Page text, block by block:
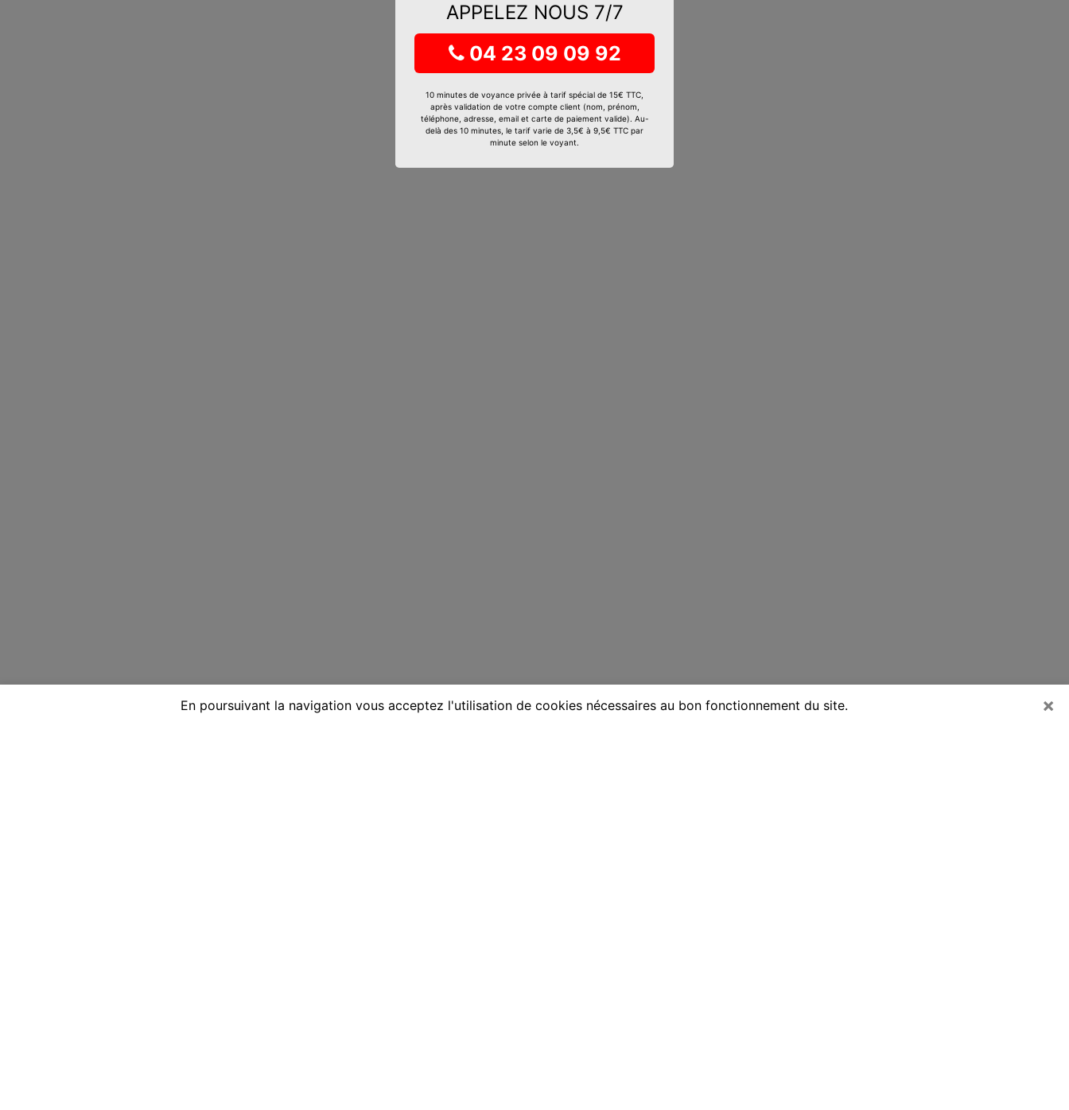
APPELEZ NOUS 7/7
04 23 09 09 92
10 minutes de voyance privée à tarif spécial de 15€ TTC,
après validation de votre compte client (nom, prénom,
téléphone, adresse, email et carte de paiement valide). Au-
delà des 10 minutes, le tarif varie de 3,5€ à 9,5€ TTC par
minute selon le voyant.
×
En poursuivant la navigation vous acceptez l'utilisation de cookies nécessaires au bon fonctionnement du site.